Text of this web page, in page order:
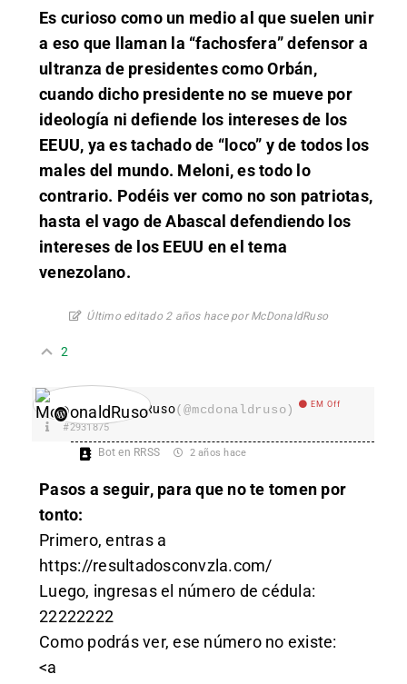
Es curioso como un medio al que suelen unir
a eso que llaman la “fachosfera” defensor a
ultranza de presidentes como Orbán,
cuando dicho presidente no se mueve por
ideología ni defiende los intereses de los
EEUU, ya es tachado de “loco” y de todos los
males del mundo. Meloni, es todo lo
contrario. Podéis ver como no son patriotas,
hasta el vago de Abascal defendiendo los
intereses de los EEUU en el tema
venezolano.
Último editado 2 años hace por McDonaldRuso
2
McDonaldRuso(@mcdonaldruso) EM Off
#2931875
Bot en RRSS 2 años hace
Pasos a seguir, para que no te tomen por
tonto:
Primero, entras a
https://resultadosconvzla.com/
Luego, ingresas el número de cédula:
22222222
Como podrás ver, ese número no existe:
<a